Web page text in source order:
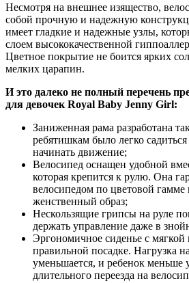
Несмотря на внешнее изящество,
собой прочную и надежную
имеет гладкие и надежные узлы,
слоем высококачественной
Цветное покрытие не боится ярких
мелких царапин.
И это далеко не полный перечень
для девочек Royal Baby Jenny Girl:
Заниженная рама разработана
ребятишкам было легко
начинать движение;
Велосипед оснащен удобной
которая крепится к рулю. Она
велосипедом по цветовой гамме
женственный образ;
Нескользящие грипсы на руле
держать управление даже в
Эргономичное сиденье с мягкой
правильной посадке. Нагрузка
уменьшается, и ребенок меньше
длительного переезда на